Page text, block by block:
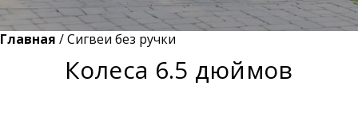
Главная / Cигвеи без ручки
Колеса 6.5 дюймов